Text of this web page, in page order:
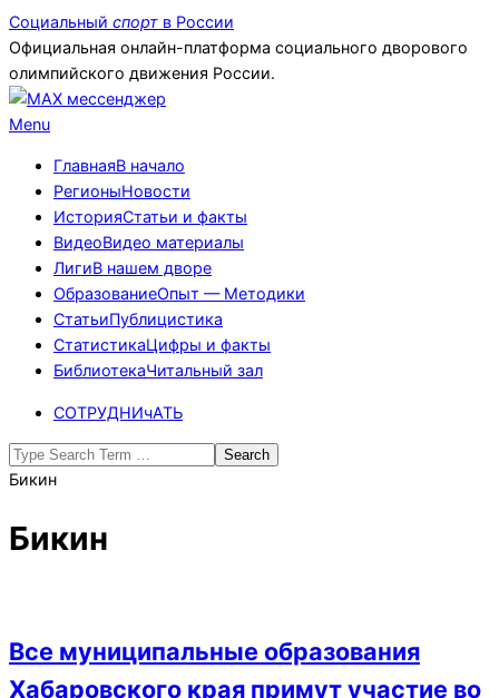
Skip
to
content
Социальный спорт в России
Официальная онлайн-платформа социального дворового
олимпийского движения России.
Primary
Menu
Menu
ГлавнаяВ начало
РегионыНовости
ИсторияСтатьи и факты
ВидеоВидео материалы
ЛигиВ нашем дворе
ОбразованиеОпыт — Методики
СтатьиПублицистика
СтатистикаЦифры и факты
БиблиотекаЧитальный зал
СОТРУДНИчАТЬ
Search
Бикин
Бикин
Все муниципальные образования
Хабаровского края примут участие во